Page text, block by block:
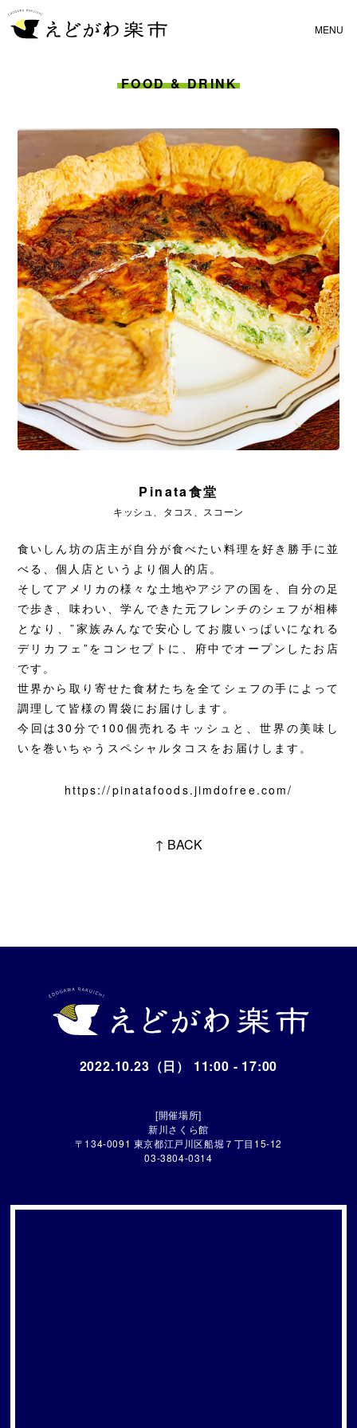
FOOD & DRINK
Pinata食堂
キッシュ、タコス、スコーン
食いしん坊の店主が自分が食べたい料理を好き勝手に並
べる、個人店というより個人的店。
そしてアメリカの様々な土地やアジアの国を、自分の足
で歩き、味わい、学んできた元フレンチのシェフが相棒
となり、”家族みんなで安心してお腹いっぱいになれる
デリカフェ”をコンセプトに、府中でオープンしたお店
です。
世界から取り寄せた食材たちを全てシェフの手によって
調理して皆様の胃袋にお届けします。
今回は30分で100個売れるキッシュと、世界の美味し
いを巻いちゃうスペシャルタコスをお届けします。
https://pinatafoods.jimdofree.com/
↑ BACK
2022.10.23（日） 11:00 - 17:00
[開催場所]
新川さくら館
〒134-0091 東京都江戸川区船堀７丁目15-12
03-3804-0314